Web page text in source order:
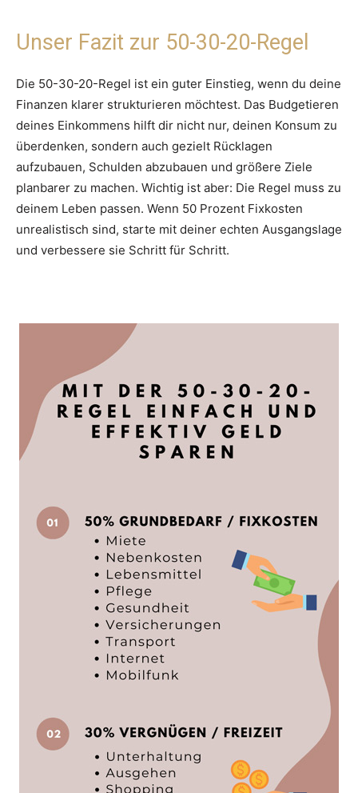
Unser Fazit zur 50-30-20-Regel
Die 50-30-20-Regel ist ein guter Einstieg, wenn du deine
Finanzen klarer strukturieren möchtest. Das Budgetieren
deines Einkommens hilft dir nicht nur, deinen Konsum zu
überdenken, sondern auch gezielt Rücklagen
aufzubauen, Schulden abzubauen und größere Ziele
planbarer zu machen. Wichtig ist aber: Die Regel muss zu
deinem Leben passen. Wenn 50 Prozent Fixkosten
unrealistisch sind, starte mit deiner echten Ausgangslage
und verbessere sie Schritt für Schritt.